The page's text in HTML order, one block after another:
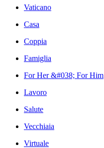
Vaticano
Casa
Coppia
Famiglia
For Her &#038; For Him
Lavoro
Salute
Vecchiaia
Virtuale